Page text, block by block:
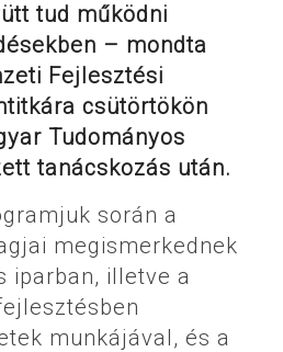
tud működni
– mondta
Fejlesztési
csütörtökön
Tudományos
tanácskozás után.
során a
megismerkednek
iparban, illetve a
munkájával, és a